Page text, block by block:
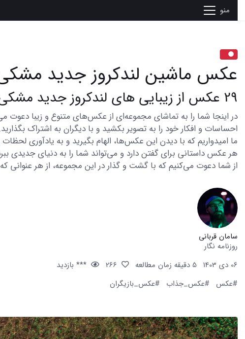
منو
عکس ماشین لندکروز جدید
29 عکس از زیبایی های لندکروز جدید مشکی
احساسات و افکار خود را به تصویر بکشید و با دیگران به اشتراک بگذارید.
ما امیدواریم که با دیدن این عکس‌ها، الهام بگیرید و به یادآوری
هر عکس داستانی برای گفتن دارد و می‌تواند شما را به دنیای جدیدی
از شما دعوت می‌کنیم که با گشت و گذار در این مجموعه، از هر عنوانی
سامان قربانی
روزنامه نگار
06 دی 1403
5 دقیقه زمان مطالعه
*** بازدید
#عکس
#عکس_جذاب #عکس_بازیگران